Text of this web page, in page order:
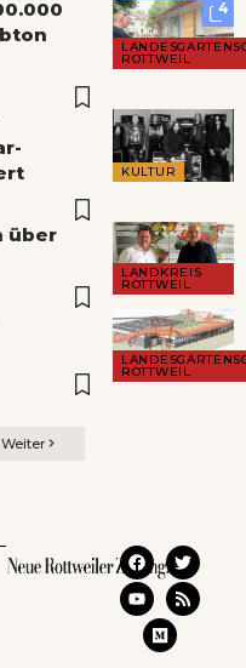
4
ROTTWEIL
KULTUR
LANDKREIS
ROTTWEIL
über
ROTTWEIL
Weiter